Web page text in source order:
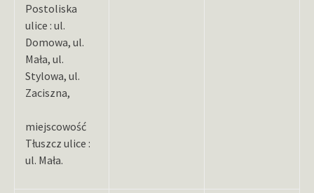
Postoliska
ulice : ul.
Domowa, ul.
Mała, ul.
Stylowa, ul.
Zaciszna,
miejscowość
Tłuszcz ulice :
ul. Mała.